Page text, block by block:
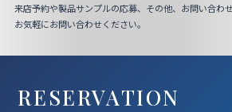
来店予約や製品サンプルの応募、その他、お問い合わ
お気軽にお問い合わせください。
RESERVATION